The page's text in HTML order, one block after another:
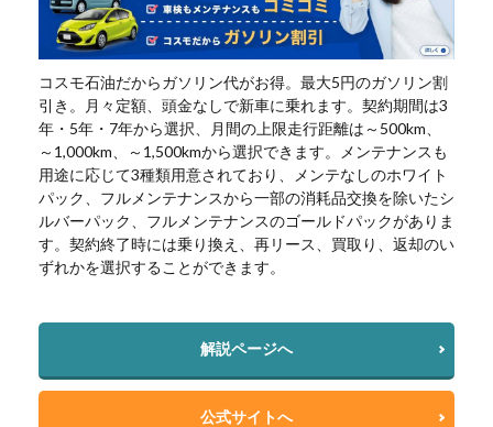
コスモ石油だからガソリン代がお得。最大5円のガソリン割
引き。月々定額、頭金なしで新車に乗れます。契約期間は3
年・5年・7年から選択、月間の上限走行距離は～500km、
～1,000km、～1,500kmから選択できます。メンテナンスも
用途に応じて3種類用意されており、メンテなしのホワイト
パック、フルメンテナンスから一部の消耗品交換を除いたシ
ルバーパック、フルメンテナンスのゴールドパックがありま
す。契約終了時には乗り換え、再リース、買取り、返却のい
ずれかを選択することができます。
解説ページへ
公式サイトへ